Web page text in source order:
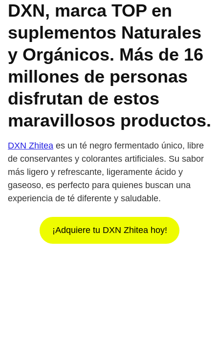
DXN, marca TOP en
suplementos Naturales
y Orgánicos. Más de 16
millones de personas
disfrutan de estos
maravillosos productos.
DXN Zhitea es un té negro fermentado único, libre
de conservantes y colorantes artificiales. Su sabor
más ligero y refrescante, ligeramente ácido y
gaseoso, es perfecto para quienes buscan una
experiencia de té diferente y saludable.
¡Adquiere tu DXN Zhitea hoy!